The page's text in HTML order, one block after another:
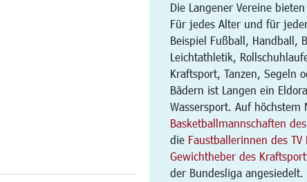
Die Langener Vereine
Für jedes Alter und für
Beispiel Fußball, Handball,
Leichtathletik,
Kraftsport, Tanzen, Segeln
Bädern ist Langen ein
Wassersport. Auf höchstem
Basketballmannschaften
die Faustballerinnen des TV
Gewichtheber des
der Bundesliga angesiedelt.